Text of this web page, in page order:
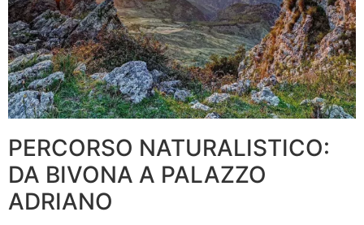
PERCORSO NATURALISTICO:
DA BIVONA A PALAZZO
ADRIANO